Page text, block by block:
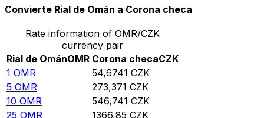
Convierte Rial de Omán a Corona checa
Rate information of OMR/CZK
currency pair
Rial de OmánOMR Corona checaCZK
1 OMR 54,6741 CZK
5 OMR 273,371 CZK
10 OMR 546,741 CZK
25 OMR 1366,85 CZK